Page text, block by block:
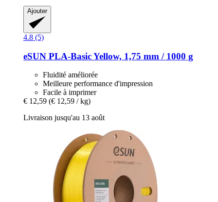
Ajouter
4.8 (5)
eSUN PLA-​Basic Yellow, 1,75 mm / 1000 g
Fluidité améliorée
Meilleure performance d'impression
Facile à imprimer
€ 12,59 (€ 12,59 / kg)
Livraison jusqu'au 13 août